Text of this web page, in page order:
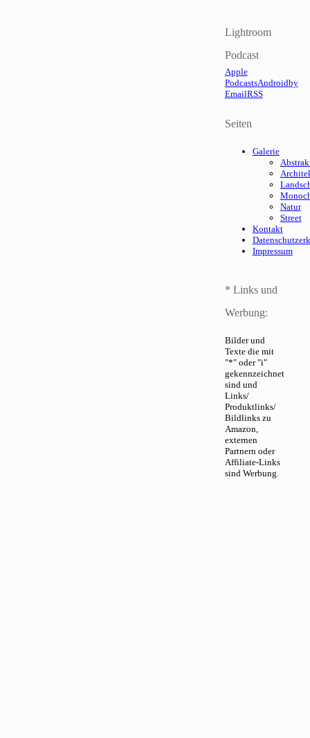
Lightroom
Podcast
Apple
PodcastsAndroidby
EmailRSS
Seiten
Galerie
Natur
Street
Kontakt
Impressum
* Links und
Werbung:
Bilder und
Texte die mit
"*" oder "i"
gekennzeichnet
sind und
Links/
Produktlinks/
Bildlinks zu
Amazon,
externen
Partnern oder
Affiliate-Links
sind Werbung.